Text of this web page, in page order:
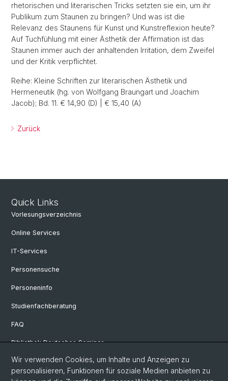
rhetorischen und literarischen Tricks setzten sie ein, um ihr
Publikum zum Staunen zu bringen? Und was ist die
Relevanz des Staunens für Kunst und Kunstreflexion heute?
Auf Tuchfühlung mit einer Ästhetik der Affirmation ist das
Staunen immer auch der anhaltenden Irritation, dem Zweifel
und der Kritik verpflichtet.
Reihe: Kleine Schriften zur literarischen Ästhetik und
Hermeneutik (hg. von Wolfgang Braungart und Joachim
Jacob); Bd. 11. € 14,90 (D) | € 15,40 (A)
Zurück
Quick Links
Vorlesungsverzeichnis
Online Services
IT-Services
Personensuche
Personeninfo
Studienfachberatung
FAQ
Bibliothek Deutsches Seminar
Neuere deutsche Literaturwissenschaft
Germanistische Mediävistik
Wir verwenden Cookies, um Inhalte und Anzeigen zu
personalisieren, Funktionen für soziale Medien anbieten zu